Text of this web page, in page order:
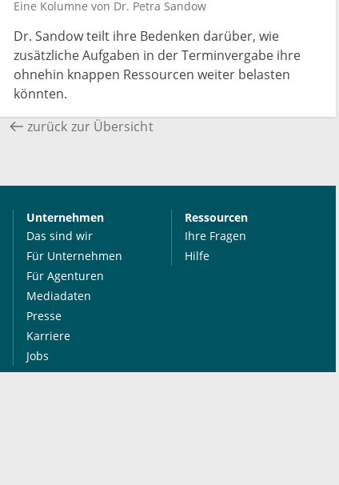
Eine Kolumne von Dr. Petra Sandow
Dr. Sandow teilt ihre Bedenken darüber, wie
zusätzliche Aufgaben in der Terminvergabe ihre
ohnehin knappen Ressourcen weiter belasten
könnten.
zurück zur Übersicht
Unternehmen
Das sind wir
Für Unternehmen
Für Agenturen
Mediadaten
Presse
Karriere
Jobs
Ressourcen
Ihre Fragen
Hilfe